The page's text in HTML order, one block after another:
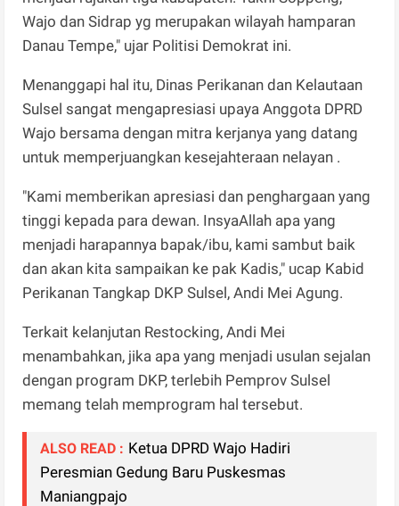
Wajo dan Sidrap yg merupakan wilayah hamparan
Danau Tempe," ujar Politisi Demokrat ini.
Menanggapi hal itu, Dinas Perikanan dan Kelautaan
Sulsel sangat mengapresiasi upaya Anggota DPRD
Wajo bersama dengan mitra kerjanya yang datang
untuk memperjuangkan kesejahteraan nelayan .
"Kami memberikan apresiasi dan penghargaan yang
tinggi kepada para dewan. InsyaAllah apa yang
menjadi harapannya bapak/ibu, kami sambut baik
dan akan kita sampaikan ke pak Kadis," ucap Kabid
Perikanan Tangkap DKP Sulsel, Andi Mei Agung.
Terkait kelanjutan Restocking, Andi Mei
menambahkan, jika apa yang menjadi usulan sejalan
dengan program DKP, terlebih Pemprov Sulsel
memang telah memprogram hal tersebut.
ALSO READ : Ketua DPRD Wajo Hadiri
Peresmian Gedung Baru Puskesmas
Maniangpajo